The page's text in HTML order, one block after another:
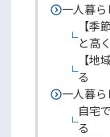
一人暮
【季
と高
【地
る
一人暮
自宅
る